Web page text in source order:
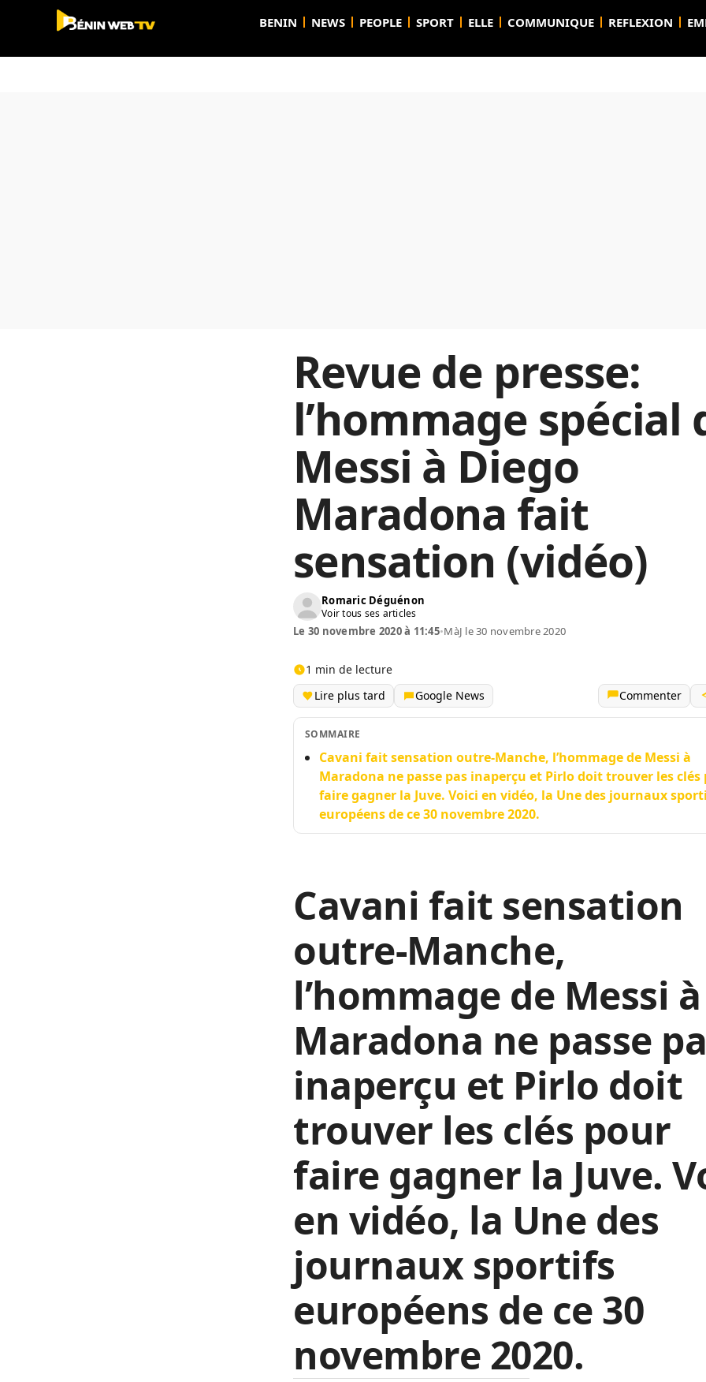
BENIN NEWS PEOPLE SPORT ELLE COMMUNIQUE REFLEXION
Revue de presse:
l’hommage spécial
Messi à Diego
Maradona fait
sensation (vidéo)
Romaric Déguénon
Voir tous ses articles
Le 30 novembre 2020 à 11:45•MàJ le 30 novembre 2020
1 min de lecture
Lire plus tard
Google News Commenter
SOMMAIRE
Cavani fait sensation outre-Manche, l’hommage de Messi à
Maradona ne passe pas inaperçu et Pirlo doit trouver les clés
faire gagner la Juve. Voici en vidéo, la Une des journaux
européens de ce 30 novembre 2020.
Cavani fait sensation
outre-Manche,
l’hommage de Messi à
Maradona ne passe
inaperçu et Pirlo doit
trouver les clés pour
faire gagner la Juve.
en vidéo, la Une des
journaux sportifs
européens de ce 30
novembre 2020.